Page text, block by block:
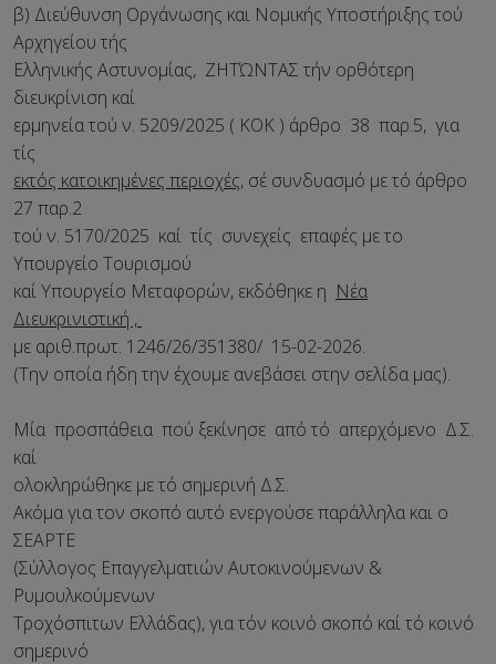
β) Διεύθυνση Οργάνωσης και Νομικής Υποστήριξης τού
Αρχηγείου τής
Ελληνικής Αστυνομίας, ΖΗΤΏΝΤΑΣ τήν ορθότερη
διευκρίνιση καί
ερμηνεία τού ν. 5209/2025 ( ΚΟΚ ) άρθρο 38 παρ.5, για
τίς
εκτός κατοικημένες περιοχές, σέ συνδυασμό με τό άρθρο
27 παρ.2
τού ν. 5170/2025 καί τίς συνεχείς επαφές με το
Υπουργείο Τουρισμού
καί Υπουργείο Μεταφορών, εκδόθηκε η Νέα
Διευκρινιστική ,
με αριθ.πρωτ. 1246/26/351380/ 15-02-2026.
(Την οποία ήδη την έχουμε ανεβάσει στην σελίδα μας).
Μία προσπάθεια πού ξεκίνησε από τό απερχόμενο Δ.Σ.
καί
ολοκληρώθηκε με τό σημερινή Δ.Σ.
Ακόμα για τον σκοπό αυτό ενεργούσε παράλληλα και ο
ΣΕΑΡΤΕ
(Σύλλογος Επαγγελματιών Αυτοκινούμενων &
Ρυμουλκούμενων
Τροχόσπιτων Ελλάδας), για τόν κοινό σκοπό καί τό κοινό
σημερινό